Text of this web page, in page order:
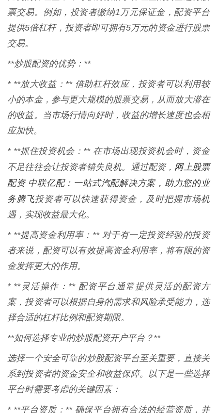
票交易。例如，投资者缴纳1万元保证金，配资平台
提供5倍杠杆，投资者即可拥有5万元的资金进行股票
交易。
**炒股配资的优势：**
* **放大收益：** 借助杠杆效应，投资者可以利用较
小的本金，参与更大规模的股票交易，从而放大潜在
的收益。当市场行情向好时，收益的增长速度也会相
应加快。
* **抓住投资机会：** 在市场出现投资机会时，资金
不足往往会让投资者错失良机。通过配资， 网上股票
配资 中联亿配：一站式汽配解决方案，助力您的业
务腾飞投资者可以快速获得资金，及时把握市场机
遇，实现收益最大化。
* **提高资金利用率：** 对于有一定投资经验的投资
者来说，配资可以有效提高资金利用率，将有限的资
金发挥更大的作用。
* **灵活操作：** 配资平台通常提供灵活的配资方
案，投资者可以根据自身的需求和风险承受能力，选
择合适的杠杆比例和配资期限。
**如何选择专业的炒股配资开户平台？**
选择一个安全可靠的炒股配资平台至关重要，直接关
系到投资者的资金安全和收益保障。以下是一些选择
平台时需要考虑的关键因素：
* **平台资质：** 确保平台拥有合法的经营资质，并